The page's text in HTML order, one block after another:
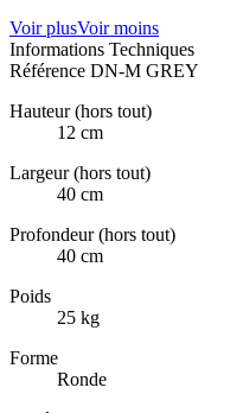
Voir plusVoir moins
Informations Techniques
Référence DN-M GREY
Hauteur (hors tout)
12 cm
Largeur (hors tout)
40 cm
Profondeur (hors tout)
40 cm
Poids
25 kg
Forme
Ronde